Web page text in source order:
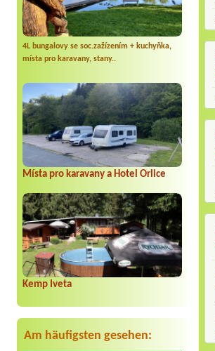
4L bungalovy se soc.zažízením + kuchyňka,
místa pro karavany, stany..
Místa pro karavany a Hotel Orlice
Kemp Iveta
Am häufigsten gesehen: